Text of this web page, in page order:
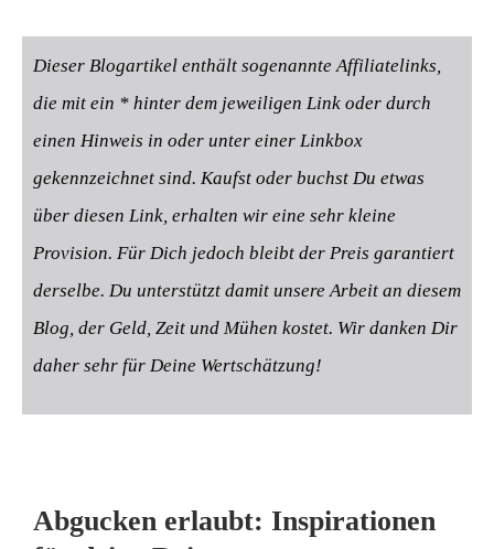
Dieser Blogartikel enthält sogenannte Affiliatelinks,
die mit ein * hinter dem jeweiligen Link oder durch
einen Hinweis in oder unter einer Linkbox
gekennzeichnet sind. Kaufst oder buchst Du etwas
über diesen Link, erhalten wir eine sehr kleine
Provision. Für Dich jedoch bleibt der Preis garantiert
derselbe. Du unterstützt damit unsere Arbeit an diesem
Blog, der Geld, Zeit und Mühen kostet. Wir danken Dir
daher sehr für Deine Wertschätzung!
Abgucken erlaubt: Inspirationen